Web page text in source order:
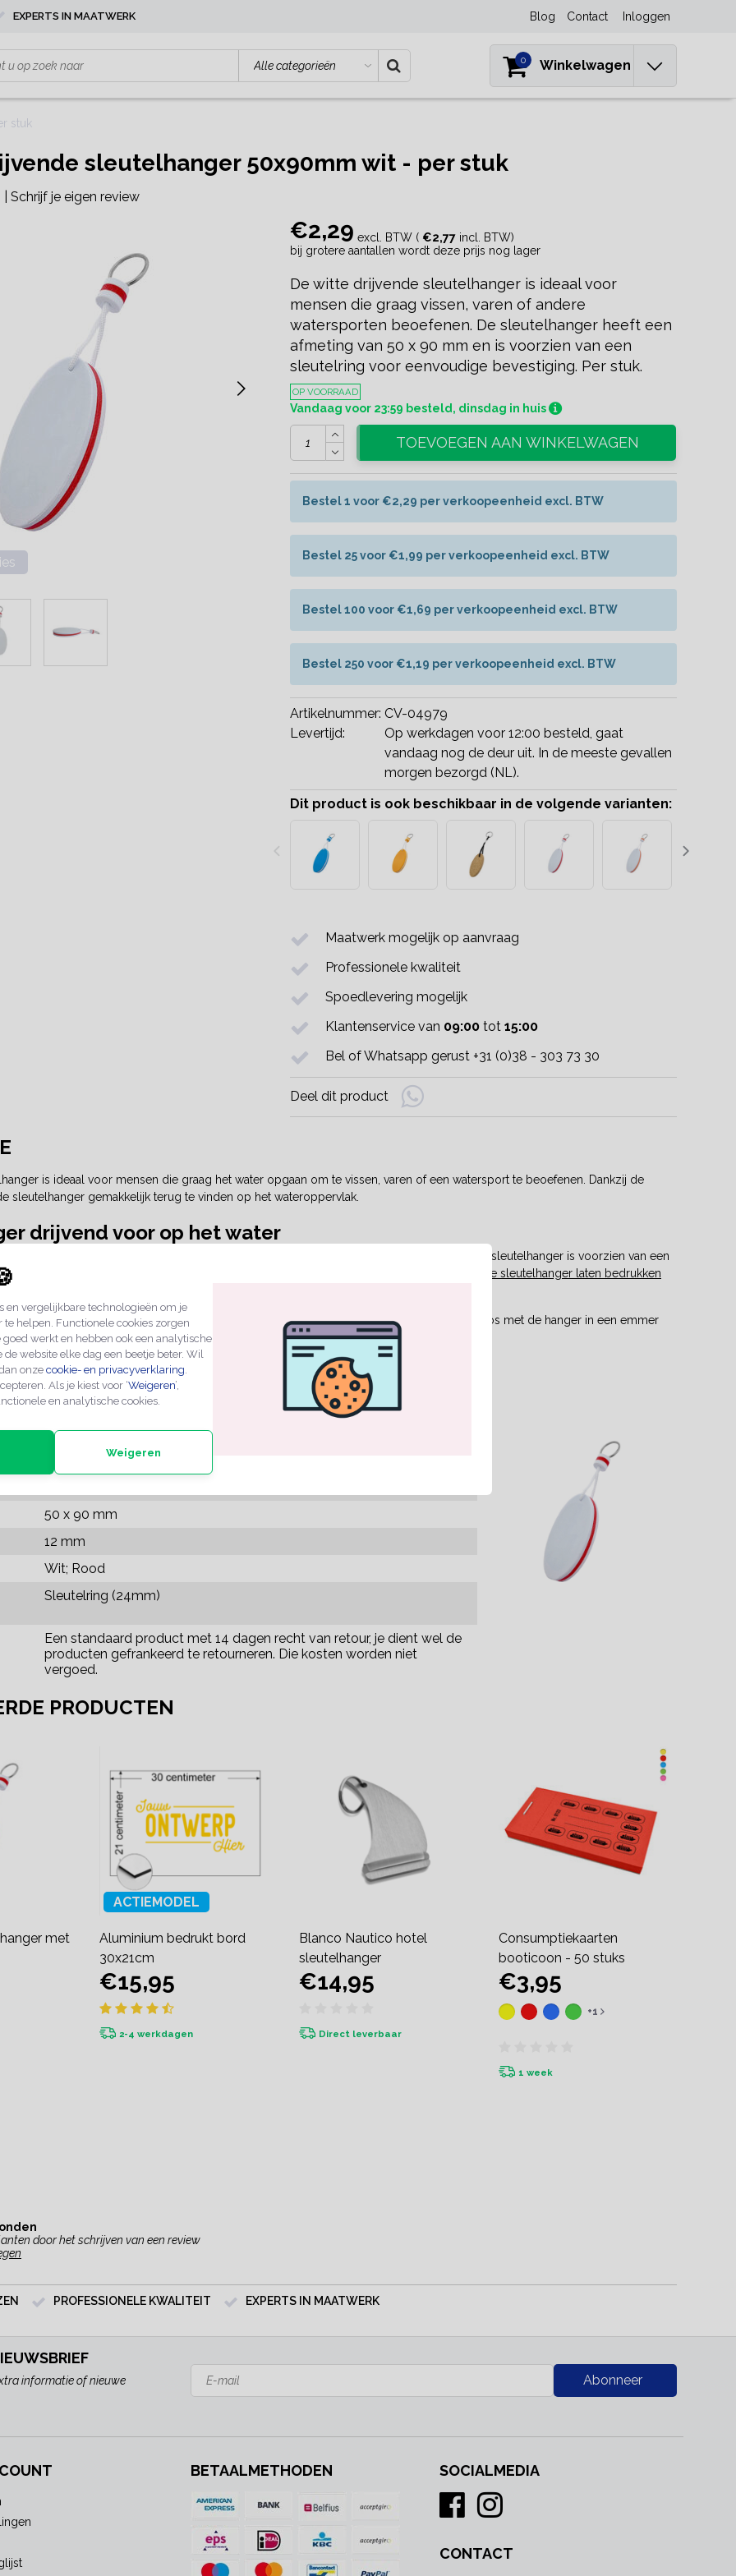
en vergelijkbare technologieën om je
te helpen. Functionele cookies zorgen
werkt en hebben ook een analytische
website elke dag een beetje beter. Wil
onze cookie- en privacyverklaring.
Als je kiest voor ‘Weigeren’,
en analytische cookies.
Weigeren
EXPERTS IN MAATWERK Blog Contact Inloggen
0 Winkelwagen
stuk
sleutelhanger 50x90mm wit - per stuk
Schrijf je eigen review
€2,29 excl. BTW ( €2,77 incl. BTW)
bij grotere aantallen wordt deze prijs nog lager
De witte drijvende sleutelhanger is ideaal voor
mensen die graag vissen, varen of andere
watersporten beoefenen. De sleutelhanger heeft een
afmeting van 50 x 90 mm en is voorzien van een
sleutelring voor eenvoudige bevestiging. Per stuk.
OP VOORRAAD
Vandaag voor 23:59 besteld, dinsdag in huis
TOEVOEGEN AAN WINKELWAGEN
Bestel 1 voor €2,29 per verkoopeenheid excl. BTW
Bestel 25 voor €1,99 per verkoopeenheid excl. BTW
Bestel 100 voor €1,69 per verkoopeenheid excl. BTW
Bestel 250 voor €1,19 per verkoopeenheid excl. BTW
Artikelnummer: CV-04979
Levertijd:
Op werkdagen voor 12:00 besteld, gaat
vandaag nog de deur uit. In de meeste gevallen
morgen bezorgd (NL).
Dit product is ook beschikbaar in de volgende varianten:
Maatwerk mogelijk op aanvraag
Professionele kwaliteit
Spoedlevering mogelijk
Klantenservice van 09:00 tot 15:00
Bel of Whatsapp gerust +31 (0)38 - 303 73 30
Deel dit product
is ideaal voor mensen die graag het water opgaan om te vissen, varen of een watersport te beoefenen. Dankzij de
sleutelhanger gemakkelijk terug te vinden op het wateroppervlak.
drijvend voor op het water
is gemaakt van foam, heeft een afmeting van 50 x 90 mm en een dikte van 12 mm. De sleutelhanger is voorzien van een
eenvoudig aan een sleutel of sleutelbos kunt bevestigen. Wil je liever een witte
drijvende sleutelhanger laten bedrukken
te zijn dat je sleutelbos niet te zwaar is voor de sleutelhanger, raden we aan om je sleutelbos met de hanger in een emmer
je controleren of de sleutelhanger niet naar de bodem zinkt.
1 stuk
50 x 90 mm
12 mm
Wit; Rood
Sleutelring (24mm)
Een standaard product met 14 dagen recht van retour, je dient wel de
producten gefrankeerd te retourneren. Die kosten worden niet
vergoed.
PRODUCTEN
met
ACTIEMODEL
Aluminium bedrukt bord
30x21cm
€15,95
2-4 werkdagen
Blanco Nautico hotel
sleutelhanger
€14,95
Direct leverbaar
Consumptiekaarten
booticoon - 50 stuks
€3,95
+1
1 week
door het schrijven van een review
PROFESSIONELE KWALITEIT EXPERTS IN MAATWERK
informatie of nieuwe
Abonneer
BETAALMETHODEN SOCIALMEDIA
CONTACT